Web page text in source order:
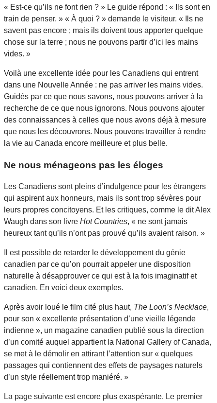
« Est-ce qu’ils ne font rien ? » Le guide répond : « Ils sont en
train de penser. » « À quoi ? » demande le visiteur. « Ils ne
savent pas encore ; mais ils doivent tous apporter quelque
chose sur la terre ; nous ne pouvons partir d’ici les mains
vides. »
Voilà une excellente idée pour les Canadiens qui entrent
dans une Nouvelle Année : ne pas arriver les mains vides.
Guidés par ce que nous savons, nous pouvons arriver à la
recherche de ce que nous ignorons. Nous pouvons ajouter
des connaissances à celles que nous avons déjà à mesure
que nous les découvrons. Nous pouvons travailler à rendre
la vie au Canada encore meilleure et plus belle.
Ne nous ménageons pas les éloges
Les Canadiens sont pleins d’indulgence pour les étrangers
qui aspirent aux honneurs, mais ils sont trop sévères pour
leurs propres concitoyens. Et les critiques, comme le dit Alex
Waugh dans son livre Hot Countries, « ne sont jamais
heureux tant qu’ils n’ont pas prouvé qu’ils avaient raison. »
Il est possible de retarder le développement du génie
canadien par ce qu’on pourrait appeler une disposition
naturelle à désapprouver ce qui est à la fois imaginatif et
canadien. En voici deux exemples.
Après avoir loué le film cité plus haut, The Loon’s Necklace,
pour son « excellente présentation d’une vieille légende
indienne », un magazine canadien publié sous la direction
d’un comité auquel appartient la National Gallery of Canada,
se met à le démolir en attirant l’attention sur « quelques
passages qui contiennent des effets de paysages naturels
d’un style réellement trop maniéré. »
La page suivante est encore plus exaspérante. Le premier